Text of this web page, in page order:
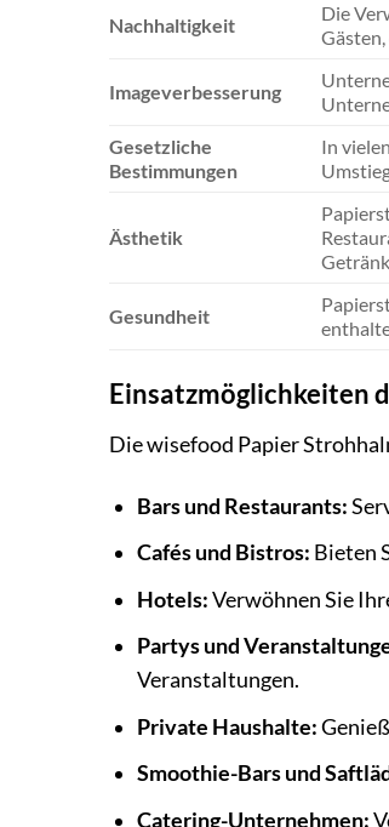
Nachhaltigkeit
Die
Imageverbesserung
Gesetzliche
Bestimmungen
In
Ästhetik
Gesundheit
Einsatzmöglichkeiten
Die wisefood Papier
Bars und Restaurants:
Cafés und Bistros: Bieten
Hotels:Verwöhnen Sie
Partys und
Veranstaltungen.
Private Haushalte:
Smoothie-Bars und
Catering-Unternehmen: